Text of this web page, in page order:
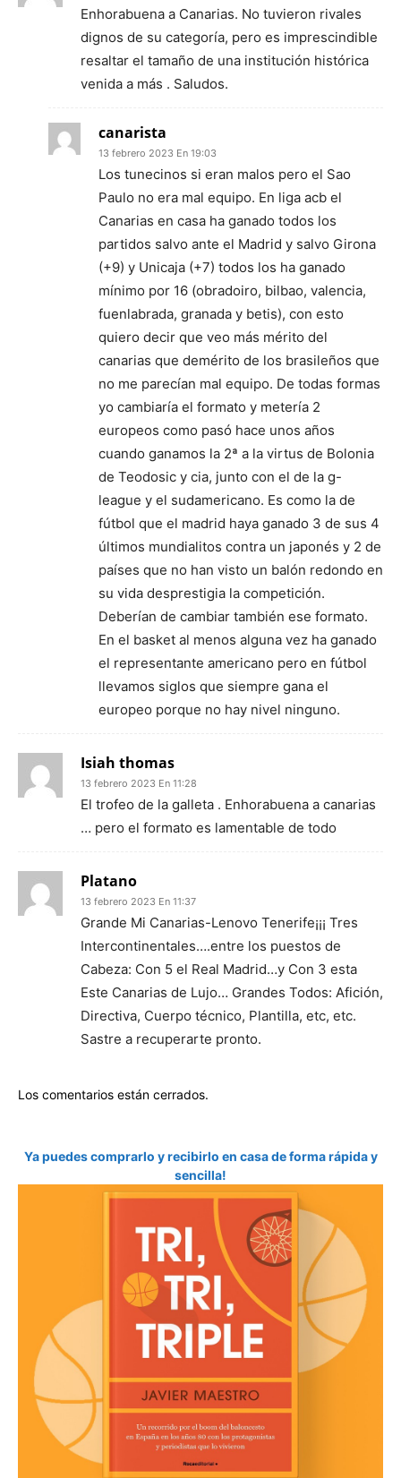
Enhorabuena a Canarias. No tuvieron rivales
dignos de su categoría, pero es imprescindible
resaltar el tamaño de una institución histórica
venida a más . Saludos.
canarista
13 febrero 2023 En 19:03
Los tunecinos si eran malos pero el Sao
Paulo no era mal equipo. En liga acb el
Canarias en casa ha ganado todos los
partidos salvo ante el Madrid y salvo Girona
(+9) y Unicaja (+7) todos los ha ganado
mínimo por 16 (obradoiro, bilbao, valencia,
fuenlabrada, granada y betis), con esto
quiero decir que veo más mérito del
canarias que demérito de los brasileños que
no me parecían mal equipo. De todas formas
yo cambiaría el formato y metería 2
europeos como pasó hace unos años
cuando ganamos la 2ª a la virtus de Bolonia
de Teodosic y cia, junto con el de la g-
league y el sudamericano. Es como la de
fútbol que el madrid haya ganado 3 de sus 4
últimos mundialitos contra un japonés y 2 de
países que no han visto un balón redondo en
su vida desprestigia la competición.
Deberían de cambiar también ese formato.
En el basket al menos alguna vez ha ganado
el representante americano pero en fútbol
llevamos siglos que siempre gana el
europeo porque no hay nivel ninguno.
Isiah thomas
13 febrero 2023 En 11:28
El trofeo de la galleta . Enhorabuena a canarias
… pero el formato es lamentable de todo
Platano
13 febrero 2023 En 11:37
Grande Mi Canarias-Lenovo Tenerife¡¡¡ Tres
Intercontinentales….entre los puestos de
Cabeza: Con 5 el Real Madrid…y Con 3 esta
Este Canarias de Lujo… Grandes Todos: Afición,
Directiva, Cuerpo técnico, Plantilla, etc, etc.
Sastre a recuperarte pronto.
Los comentarios están cerrados.
Ya puedes comprarlo y recibirlo en casa de forma rápida y
sencilla!